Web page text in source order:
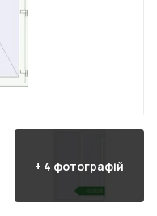
+ 4 фотографій